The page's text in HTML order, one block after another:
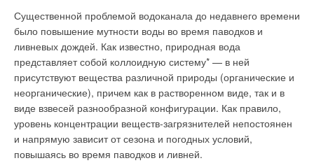
Существенной проблемой водоканала до недавнего времени
было повышение мутности воды во время паводков и
ливневых дождей. Как известно, природная вода
представляет собой коллоидную систему* — в ней
присутствуют вещества различной природы (органические и
неорганические), причем как в растворенном виде, так и в
виде взвесей разнообразной конфигурации. Как правило,
уровень концентрации веществ-загрязнителей непостоянен
и напрямую зависит от сезона и погодных условий,
повышаясь во время паводков и ливней.
При использовании однородных теплоносителей
коэффициенты теплообмена будут примерно одинаковы, что
обусловливает потребность в каждом потоке устанавливать
теплообменники с одинаковой поверхностью теплообмена.
При выполнении условий (18) и (19) тепловой эквивалент
циркулирующего теплоносителя может определиться:
Установленные зависимости для определения тепловых
эквивалентов циркулирующего теплоносителя (21), (22) при
используются вода, газ,
тепло и т.д. Учет этих видов
ресурсов еще не
достаточно хорошо вошел в
нашу жизнь. При отсутствии
индивидуальных счетчиков
энергоснабжающие
организации прибегают к
расчетному определению
потребления, к вычислению
объективному критерию.
Этим критерием может быть
площадь квартиры или ее
объем.
Индивидуальный
учет не является
новой проблемой, с
подобной ситуацией
сталкивались